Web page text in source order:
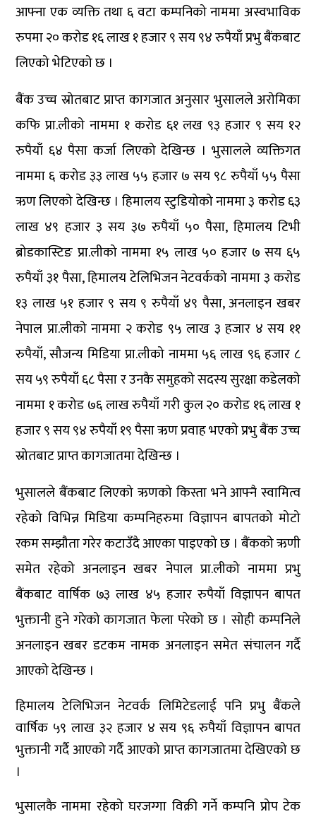
आफ्ना एक व्यक्ति तथा ६ वटा कम्पनिको नाममा अस्वभाविक
रुपमा २० करोड १६ लाख १ हजार ९ सय ९४ रुपैयाँ प्रभु बैंकबाट
लिएको भेटिएको छ ।
बैंक उच्च स्रोतबाट प्राप्त कागजात अनुसार भुसालले अरोमिका
कफि प्रा.लीको नाममा १ करोड ६१ लख ९३ हजार ९ सय १२
रुपैयाँ ६४ पैसा कर्जा लिएको देखिन्छ । भुसालले व्यक्तिगत
नाममा ६ करोड ३३ लाख ५५ हजार ७ सय ९८ रुपैयाँ ५५ पैसा
ऋण लिएको देखिन्छ । हिमालय स्टुडियोको नाममा ३ करोड ६३
लाख ४९ हजार ३ सय ३७ रुपैयाँ ५० पैसा, हिमालय टिभी
ब्रोडकास्टिङ प्रा.लीको नाममा १५ लाख ५० हजार ७ सय ६५
रुपैयाँ ३१ पैसा, हिमालय टेलिभिजन नेटवर्कको नाममा ३ करोड
१३ लाख ५१ हजार ९ सय ९ रुपैयाँ ४९ पैसा, अनलाइन खबर
नेपाल प्रा.लीको नाममा २ करोड ९५ लाख ३ हजार ४ सय ११
रुपैयाँ, सौजन्य मिडिया प्रा.लीको नाममा ५६ लाख ९६ हजार ८
सय ५९ रुपैयाँ ६८ पैसा र उनकै समुहको सदस्य सुरक्षा कडेलको
नाममा १ करोड ७६ लाख रुपैयाँ गरी कुल २० करोड १६ लाख १
हजार ९ सय ९४ रुपैयाँ १९ पैसा ऋण प्रवाह भएको प्रभु बैंक उच्च
स्रोतबाट प्राप्त कागजातमा देखिन्छ ।
भुसालले बैंकबाट लिएको ऋणको किस्ता भने आफ्नै स्वामित्व
रहेको विभिन्न मिडिया कम्पनिहरुमा विज्ञापन बापतको मोटो
रकम सम्झौता गरेर कटाउँदै आएका पाइएको छ । बैंकको ऋणी
समेत रहेको अनलाइन खबर नेपाल प्रा.लीको नाममा प्रभु
बैंकबाट वार्षिक ७३ लाख ४५ हजार रुपैयाँ विज्ञापन बापत
भुक्तानी हुने गरेको कागजात फेला परेको छ । सोही कम्पनिले
अनलाइन खबर डटकम नामक अनलाइन समेत संचालन गर्दै
आएको देखिन्छ ।
हिमालय टेलिभिजन नेटवर्क लिमिटेडलाई पनि प्रभु बैंकले
वार्षिक ५९ लाख ३२ हजार ४ सय ९६ रुपैयाँ विज्ञापन बापत
भुक्तानी गर्दै आएको गर्दै आएको प्राप्त कागजातमा देखिएको छ
।
भुसालकै नाममा रहेको घरजग्गा विक्री गर्ने कम्पनि प्रोप टेक